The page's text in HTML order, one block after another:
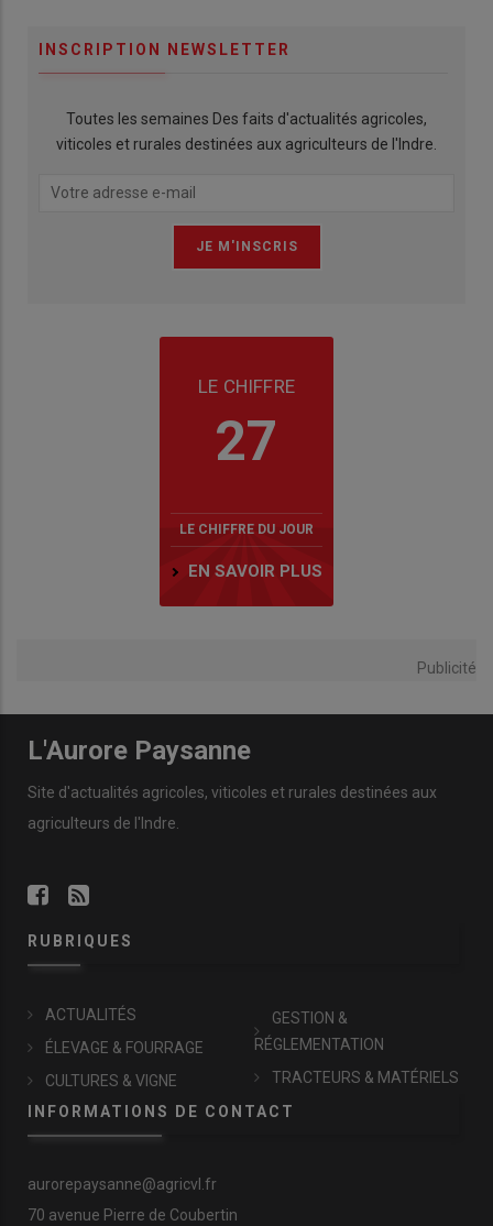
INSCRIPTION NEWSLETTER
Toutes les semaines Des faits d'actualités agricoles,
viticoles et rurales destinées aux agriculteurs de l'Indre.
LE CHIFFRE
27
LE CHIFFRE DU JOUR
EN SAVOIR PLUS
Publicité
L'Aurore Paysanne
Site d'actualités agricoles, viticoles et rurales destinées aux
agriculteurs de l'Indre.
RUBRIQUES
ACTUALITÉS
ÉLEVAGE & FOURRAGE
CULTURES & VIGNE
GESTION &
RÉGLEMENTATION
TRACTEURS & MATÉRIELS
INFORMATIONS DE CONTACT
aurorepaysanne@agricvl.fr
70 avenue Pierre de Coubertin